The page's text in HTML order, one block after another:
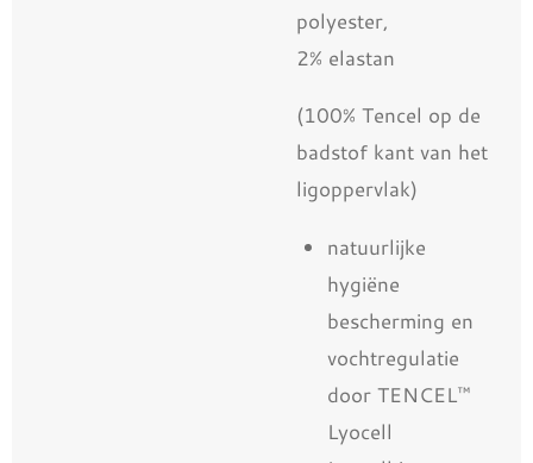
polyester,
2% elastan
(100% Tencel op de
badstof kant van het
ligoppervlak)
natuurlijke
hygiëne
bescherming en
vochtregulatie
door TENCEL™
Lyocell